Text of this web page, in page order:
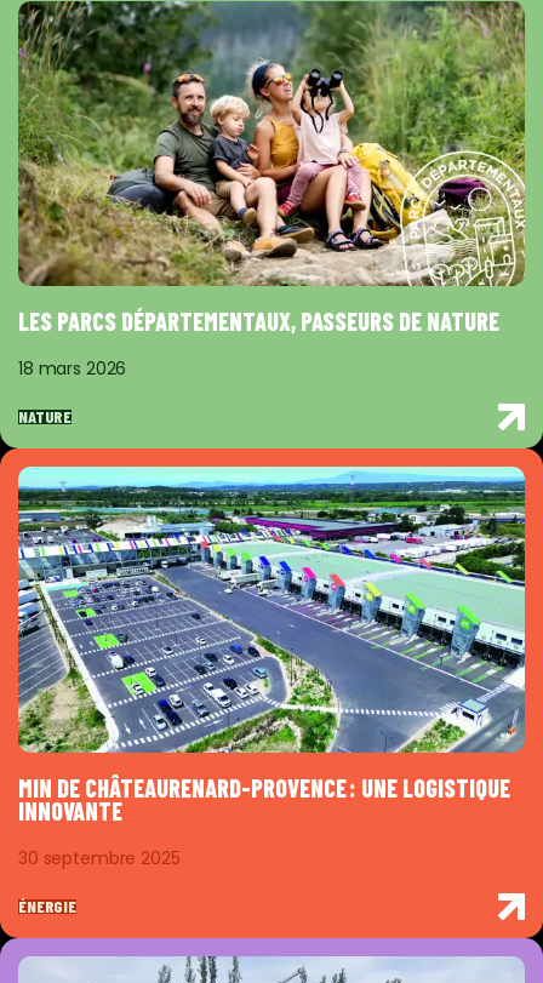
LES PARCS DÉPARTEMENTAUX, PASSEURS DE NATURE
18 mars 2026
NATURE
MIN DE CHÂTEAURENARD-PROVENCE : UNE LOGISTIQUE
INNOVANTE
30 septembre 2025
ÉNERGIE